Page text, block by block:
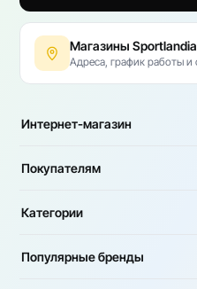
Магазины Sportlandia
Адреса, график работы и
Интернет-магазин
Покупателям
Категории
Популярные бренды